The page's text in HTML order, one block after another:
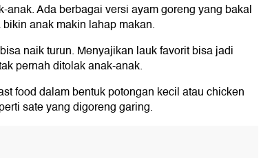
Ada berbagai versi ayam goreng yang bakal
anak makin lahap makan.
naik turun. Menyajikan lauk favorit bisa jadi
pernah ditolak anak-anak.
food dalam bentuk potongan kecil atau chicken
sate yang digoreng garing.